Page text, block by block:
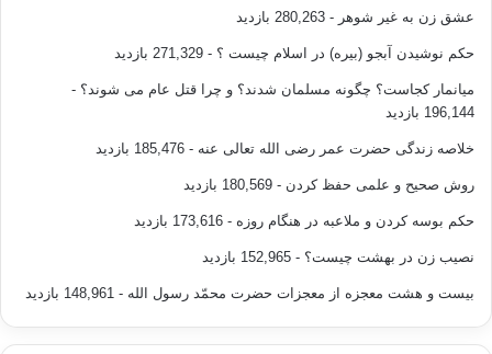
عشق زن به غیر شوهر - 280,263 بازدید
حکم نوشیدن آبجو (بیره) در اسلام چیست ؟ - 271,329 بازدید
میانمار کجاست؟ چگونه مسلمان شدند؟ و چرا قتل عام می شوند؟ -
196,144 بازدید
خلاصه زندگی حضرت عمر رضی الله تعالی عنه - 185,476 بازدید
روش صحیح و علمی حفظ کردن - 180,569 بازدید
حکم بوسه کردن و ملاعبه در هنگام روزه - 173,616 بازدید
نصیب زن در بهشت چیست؟ - 152,965 بازدید
بیست و هشت معجزه از معجزات حضرت محمّد رسول الله - 148,961 بازدید